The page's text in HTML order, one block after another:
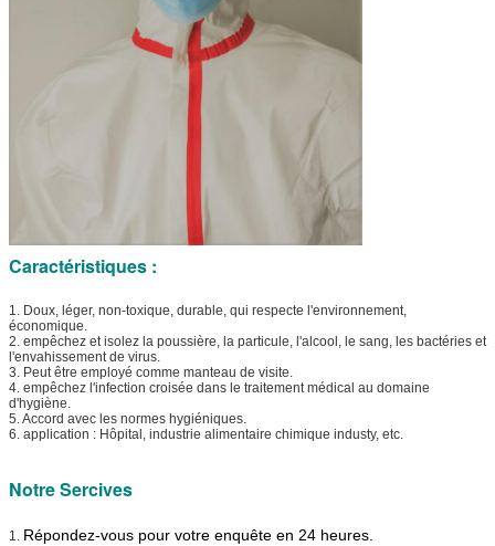
Caractéristiques :
1. Doux, léger, non-toxique, durable, qui respecte l'environnement,
économique.
2. empêchez et isolez la poussière, la particule, l'alcool, le sang, les bactéries et
l'envahissement de virus.
3. Peut être employé comme manteau de visite.
4. empêchez l'infection croisée dans le traitement médical au domaine
d'hygiène.
5. Accord avec les normes hygiéniques.
6. application : Hôpital, industrie alimentaire chimique industy, etc.
Notre Sercives
1. Répondez-vous pour votre enquête en 24 heures.